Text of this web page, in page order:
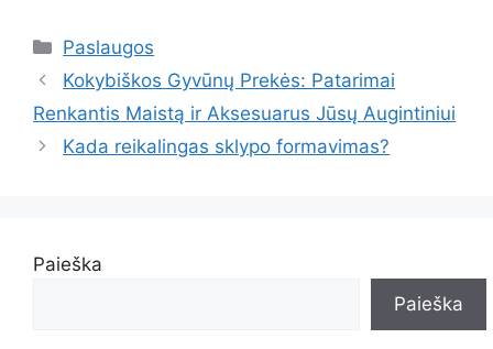
Kategorijos
Paslaugos
Kokybiškos Gyvūnų Prekės: Patarimai
Renkantis Maistą ir Aksesuarus Jūsų Augintiniui
Kada reikalingas sklypo formavimas?
Paieška
Paieška